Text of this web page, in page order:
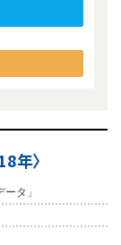
年〉
タ」